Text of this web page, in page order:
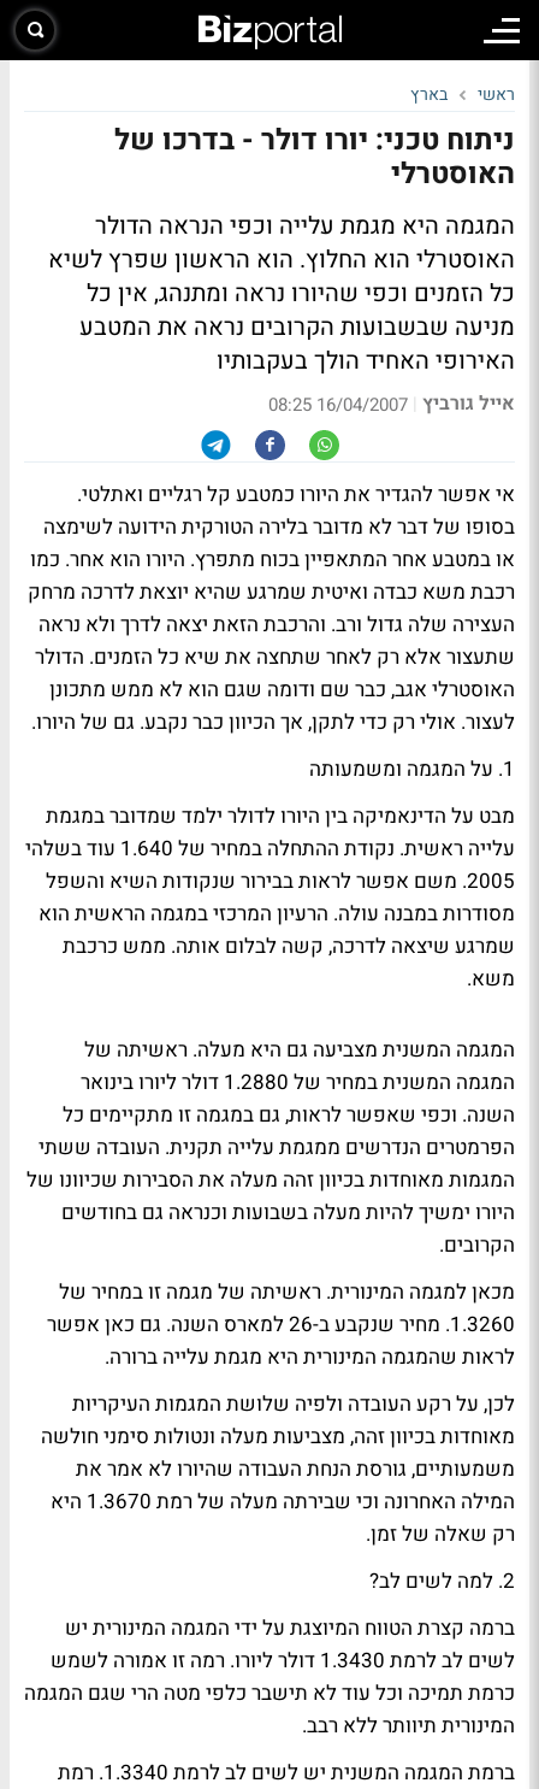
ראשי בארץ
ניתוח טכני: יורו דולר - בדרכו של
האוסטרלי
המגמה היא מגמת עלייה וכפי הנראה הדולר
האוסטרלי הוא החלוץ. הוא הראשון שפרץ לשיא
כל הזמנים וכפי שהיורו נראה ומתנהג, אין כל
מניעה שבשבועות הקרובים נראה את המטבע
האירופי האחיד הולך בעקבותיו
אייל גורביץ |
16/04/2007 08:25
אי אפשר להגדיר את היורו כמטבע קל רגליים ואתלטי.
בסופו של דבר לא מדובר בלירה הטורקית הידועה לשימצה
או במטבע אחר המתאפיין בכוח מתפרץ. היורו הוא אחר. כמו
רכבת משא כבדה ואיטית שמרגע שהיא יוצאת לדרכה מרחק
העצירה שלה גדול ורב. והרכבת הזאת יצאה לדרך ולא נראה
שתעצור אלא רק לאחר שתחצה את שיא כל הזמנים. הדולר
האוסטרלי אגב, כבר שם ודומה שגם הוא לא ממש מתכונן
לעצור. אולי רק כדי לתקן, אך הכיוון כבר נקבע. גם של היורו.
1. על המגמה ומשמעותה
מבט על הדינאמיקה בין היורו לדולר ילמד שמדובר במגמת
עלייה ראשית. נקודת ההתחלה במחיר של 1.640 עוד בשלהי
2005. משם אפשר לראות בבירור שנקודות השיא והשפל
מסודרות במבנה עולה. הרעיון המרכזי במגמה הראשית הוא
שמרגע שיצאה לדרכה, קשה לבלום אותה. ממש כרכבת
משא.
המגמה המשנית מצביעה גם היא מעלה. ראשיתה של
המגמה המשנית במחיר של 1.2880 דולר ליורו בינואר
השנה. וכפי שאפשר לראות, גם במגמה זו מתקיימים כל
הפרמטרים הנדרשים ממגמת עלייה תקנית. העובדה ששתי
המגמות מאוחדות בכיוון זהה מעלה את הסבירות שכיוונו של
היורו ימשיך להיות מעלה בשבועות וכנראה גם בחודשים
הקרובים.
מכאן למגמה המינורית. ראשיתה של מגמה זו במחיר של
1.3260. מחיר שנקבע ב-26 למארס השנה. גם כאן אפשר
לראות שהמגמה המינורית היא מגמת עלייה ברורה.
לכן, על רקע העובדה ולפיה שלושת המגמות העיקריות
מאוחדות בכיוון זהה, מצביעות מעלה ונטולות סימני חולשה
משמעותיים, גורסת הנחת העבודה שהיורו לא אמר את
המילה האחרונה וכי שבירתה מעלה של רמת 1.3670 היא
רק שאלה של זמן.
2. למה לשים לב?
ברמה קצרת הטווח המיוצגת על ידי המגמה המינורית יש
לשים לב לרמת 1.3430 דולר ליורו. רמה זו אמורה לשמש
כרמת תמיכה וכל עוד לא תישבר כלפי מטה הרי שגם המגמה
המינורית תיוותר ללא רבב.
ברמת המגמה המשנית יש לשים לב לרמת 1.3340. רמת